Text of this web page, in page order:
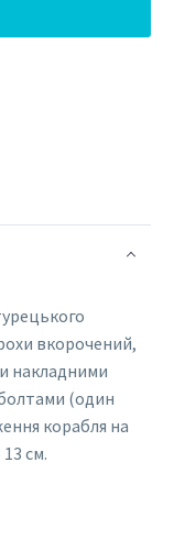
вкорочений,
накладними
(один
корабля на
см.